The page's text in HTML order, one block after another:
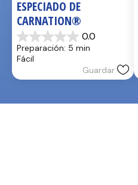
ESPECIADO DE
CARNATION®
0.0
0.0
de
5
Preparación: 5 min
Fácil
Guardar